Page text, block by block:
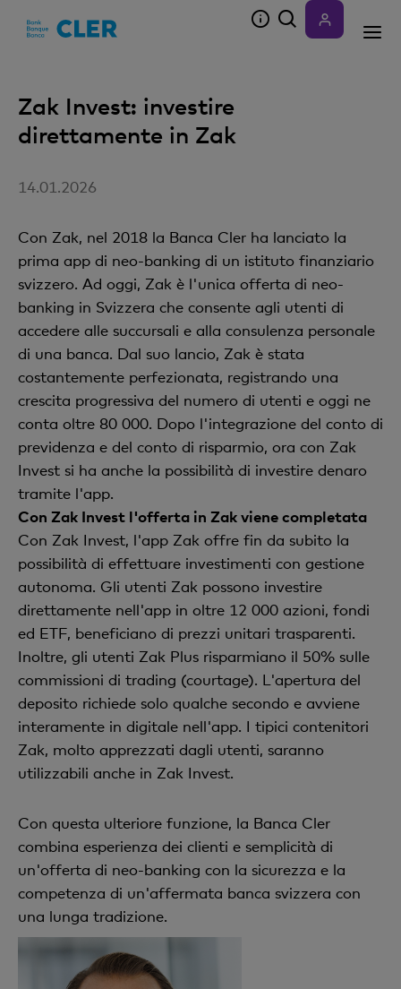
Zak Invest: investire
direttamente in Zak
14.01.2026
Con Zak, nel 2018 la Banca Cler ha lanciato la
prima app di neo-banking di un istituto finanziario
svizzero. Ad oggi, Zak è l'unica offerta di neo-
banking in Svizzera che consente agli utenti di
accedere alle succursali e alla consulenza personale
di una banca. Dal suo lancio, Zak è stata
costantemente perfezionata, registrando una
crescita progressiva del numero di utenti e oggi ne
conta oltre 80 000. Dopo l'integrazione del conto di
previdenza e del conto di risparmio, ora con Zak
Invest si ha anche la possibilità di investire denaro
tramite l'app.
Con Zak Invest l'offerta in Zak viene completata
Con Zak Invest, l'app Zak offre fin da subito la
possibilità di effettuare investimenti con gestione
autonoma. Gli utenti Zak possono investire
direttamente nell'app in oltre 12 000 azioni, fondi
ed ETF, beneficiano di prezzi unitari trasparenti.
Inoltre, gli utenti Zak Plus risparmiano il 50% sulle
commissioni di trading (courtage). L'apertura del
deposito richiede solo qualche secondo e avviene
interamente in digitale nell'app. I tipici contenitori
Zak, molto apprezzati dagli utenti, saranno
utilizzabili anche in Zak Invest.
Con questa ulteriore funzione, la Banca Cler
combina esperienza dei clienti e semplicità di
un'offerta di neo-banking con la sicurezza e la
competenza di un'affermata banca svizzera con
una lunga tradizione.